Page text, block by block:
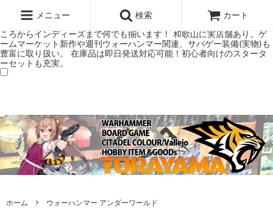
ミアムショップTORAYAMA。通販・オンラインショップです！ ウォー
ハンマーとボードゲームのことなら当店へ！ボードゲームもメジャーど
ころからインディーズまで何でも揃います！ 和歌山に実店舗あり。ゲ
ームマーケット新作や週刊ウォーハンマー関連、サバゲー装備(実物)も
豊富に取り扱い。 在庫品は即日発送対応可能！初心者向けのスタータ
ーセットも充実。
メニュー 検索 カート
ホーム
ウォーハンマー アンダーワールド